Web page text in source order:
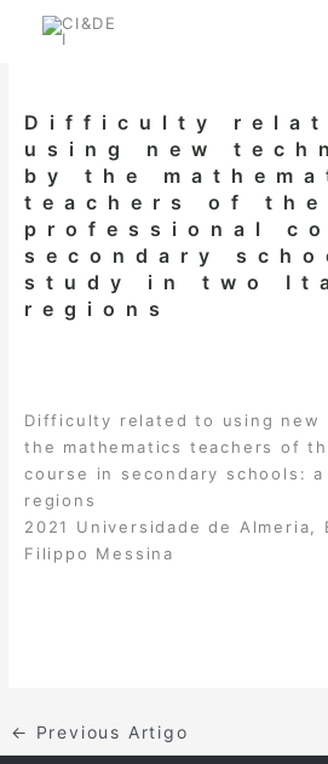
Difficulty
using new
by the
teachers of the
professional
secondary
study in two
regions
Difficulty related to using new
the mathematics teachers of
course in secondary schools:
regions
2021 Universidade de Almeria,
Filippo Messina
← Previous Artigo